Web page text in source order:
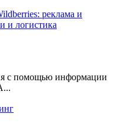
реклама и
и логистика
с помощью информации